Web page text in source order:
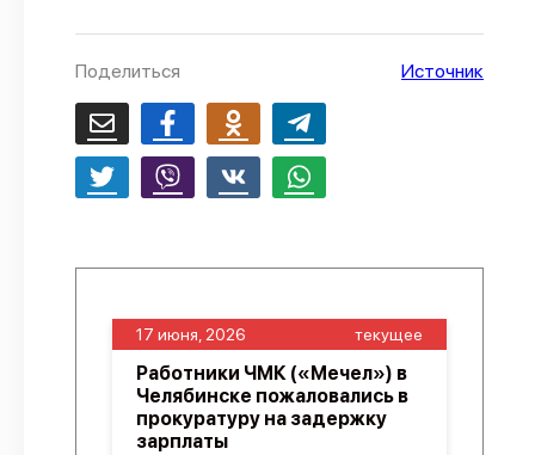
Поделиться Источник
17 июня, 2026 текущее
Работники ЧМК («Мечел») в
Челябинске пожаловались в
прокуратуру на задержку
зарплаты